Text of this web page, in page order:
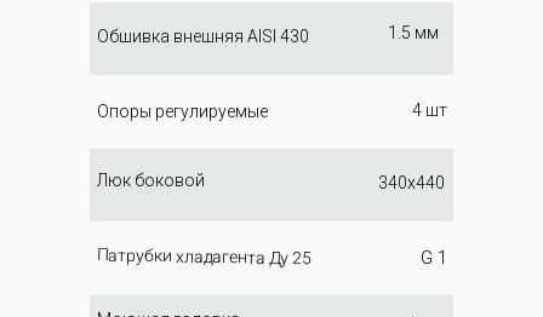
1.5 мм
4 шт
340х440
G 1
Опоры регулируемые
Обшивка внешняя AISI 430
Люк боковой
Патрубки хладагента Ду 25